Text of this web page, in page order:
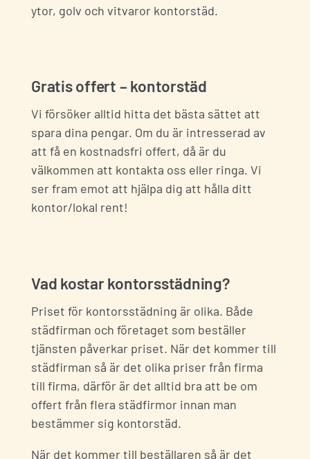
ytor, golv och vitvaror kontorstäd.
Gratis offert – kontorstäd
Vi försöker alltid hitta det bästa sättet att
spara dina pengar. Om du är intresserad av
att få en kostnadsfri offert, då är du
välkommen att kontakta oss eller ringa. Vi
ser fram emot att hjälpa dig att hålla ditt
kontor/lokal rent!
Vad kostar kontorsstädning?
Priset för kontorsstädning är olika. Både
städfirman och företaget som beställer
tjänsten påverkar priset. När det kommer till
städfirman så är det olika priser från firma
till firma, därför är det alltid bra att be om
offert från flera städfirmor innan man
bestämmer sig kontorstäd.
När det kommer till beställaren så är det